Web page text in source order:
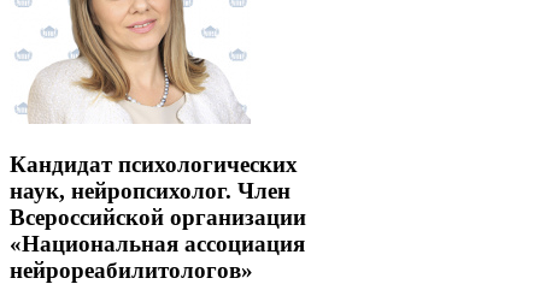
Кандидат психологических
наук, нейропсихолог. Член
Всероссийской организации
«Национальная ассоциация
нейрореабилитологов»